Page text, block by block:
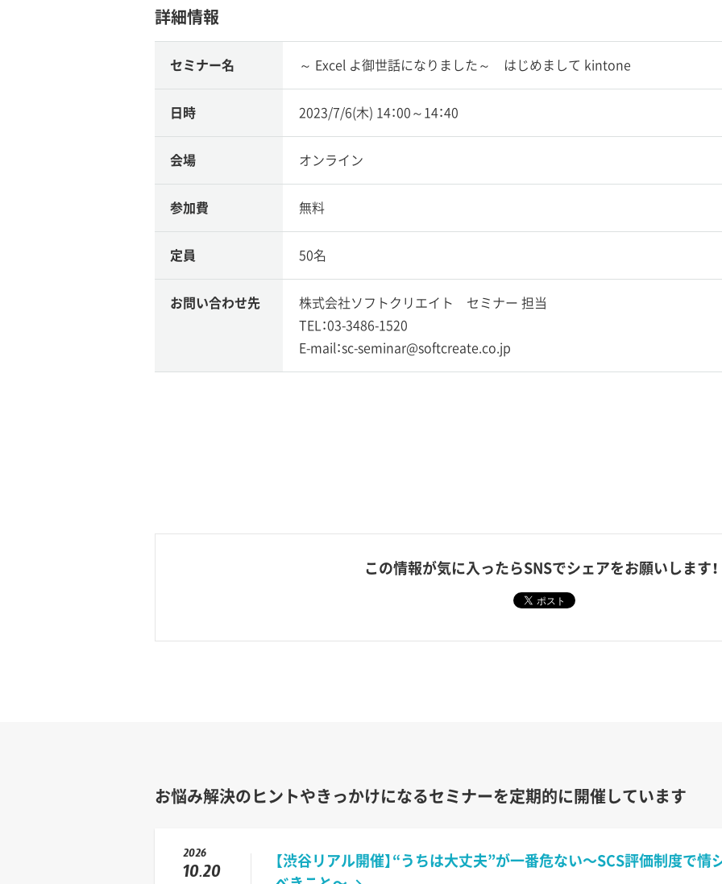
詳細情報
セミナー名 ～ Excel よ御世話になりました～ はじめまして kintone
日時 2023/7/6(木) 14：00～14：40
会場 オンライン
参加費 無料
定員 50名
お問い合わせ先
株式会社ソフトクリエイト セミナー 担当
TEL：03-3486-1520
E-mail：sc-seminar@softcreate.co.jp
この情報が気に入ったらSNSでシェアをお願いします！
お悩み解決のヒントやきっかけになるセミナーを定期的に開催しています
2026
10.20
【渋谷リアル開催】“うちは大丈夫”が一番危ない〜SCS評価制度で